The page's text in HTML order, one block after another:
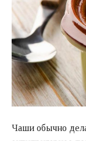
Чаши обычно